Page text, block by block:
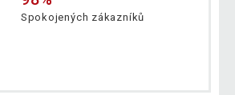
Spokojených zákazníků